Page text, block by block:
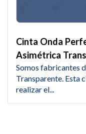
Cinta Onda
Asimétrica
Somos fabricantes
Transparente. Esta
realizar el...